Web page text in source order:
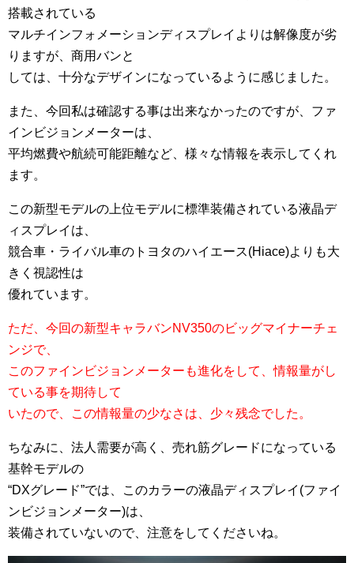
搭載されている
マルチインフォメーションディスプレイよりは解像度が劣
りますが、商用バンと
しては、十分なデザインになっているように感じました。
また、今回私は確認する事は出来なかったのですが、ファ
インビジョンメーターは、
平均燃費や航続可能距離など、様々な情報を表示してくれ
ます。
この新型モデルの上位モデルに標準装備されている液晶デ
ィスプレイは、
競合車・ライバル車のトヨタのハイエース(Hiace)よりも大
きく視認性は
優れています。
ただ、今回の新型キャラバンNV350のビッグマイナーチェ
ンジで、
このファインビジョンメーターも進化をして、情報量がし
ている事を期待して
いたので、この情報量の少なさは、少々残念でした。
ちなみに、法人需要が高く、売れ筋グレードになっている
基幹モデルの
“DXグレード”では、このカラーの液晶ディスプレイ(ファイ
ンビジョンメーター)は、
装備されていないので、注意をしてくださいね。